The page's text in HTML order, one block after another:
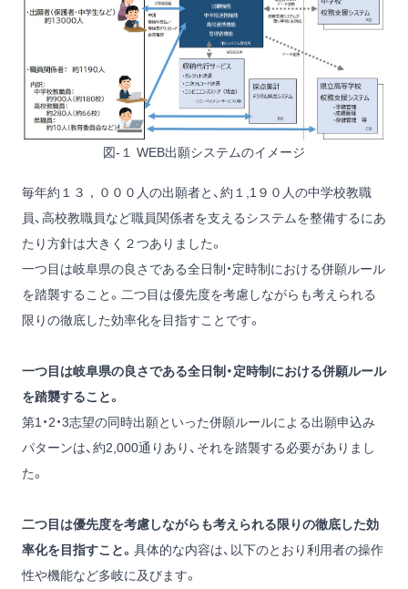
図-１ WEB出願システムのイメージ
毎年約１３，０００人の出願者と、約１,1９０人の中学校教職
員、高校教職員など職員関係者を支えるシステムを整備するにあ
たり方針は大きく２つありました。
一つ目は岐阜県の良さである全日制・定時制における併願ルール
を踏襲すること。二つ目は優先度を考慮しながらも考えられる
限りの徹底した効率化を目指すことです。
一つ目は岐阜県の良さである全日制・定時制における併願ルール
を踏襲すること。
第1・2・3志望の同時出願といった併願ルールによる出願申込み
パターンは、約2,000通りあり、それを踏襲する必要がありまし
た。
二つ目は優先度を考慮しながらも考えられる限りの徹底した効
率化を目指すこと。 具体的な内容は、以下のとおり利用者の操作
性や機能など多岐に及びます。